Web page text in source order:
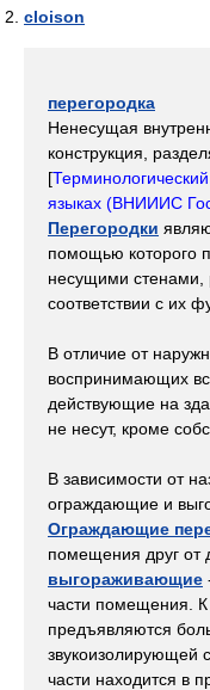
cloison
перегородка
Ненесущая
конструкция,
[
языках (ВНИИИС
Перегородки
помощью которого
несущими стенами,
соответствии с их
В отличие от
воспринимающих
действующие на
не несут, кроме
В зависимости от
ограждающие и
Ограждающие
помещения друг от
выгораживающие
части помещения.
предъявляются
звукоизолирующей
части находится в